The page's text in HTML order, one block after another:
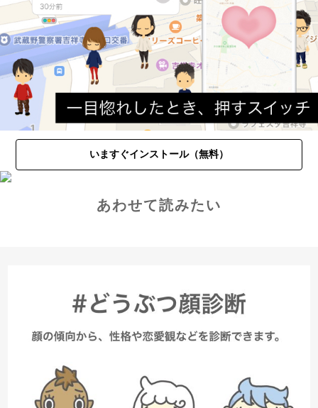
いますぐインストール（無料）
あわせて読みたい